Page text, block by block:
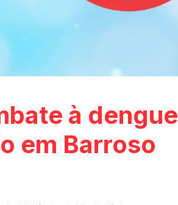
à
em Barroso